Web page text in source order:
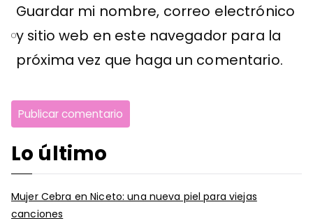
Guardar mi nombre, correo electrónico
y sitio web en este navegador para la
próxima vez que haga un comentario.
Lo último
Mujer Cebra en Niceto: una nueva piel para viejas
canciones